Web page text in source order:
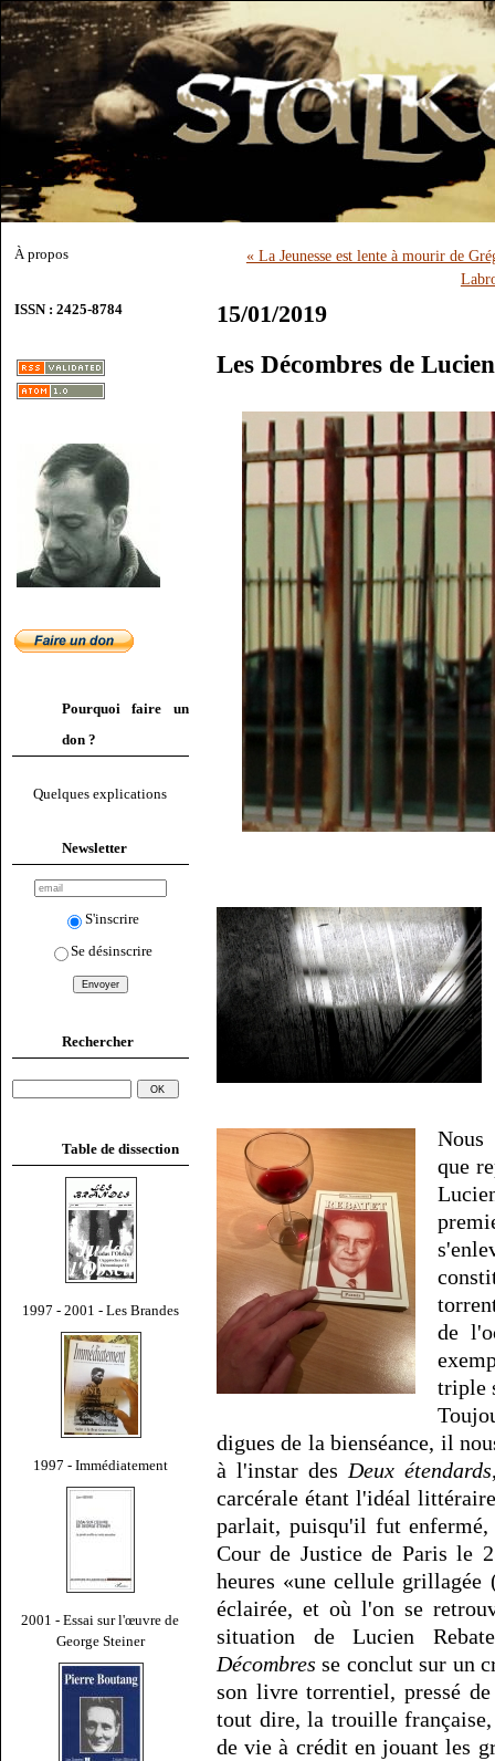
À propos
ISSN : 2425-8784
Pourquoi faire un
don ?
Quelques explications
Newsletter
S'inscrire
Se désinscrire
Rechercher
Table de dissection
1997 - 2001 - Les Brandes
1997 - Immédiatement
2001 - Essai sur l'œuvre de
George Steiner
« La Jeunesse est lente à mourir de
15/01/2019
Les Décombres de
Nous
que
de
triple
digues de la bienséance, il
à l'instar des Deux étendards
carcérale étant l'idéal
parlait, puisqu'il fut
Cour de Justice de Paris le
heures «une cellule
éclairée, et où l'on se
situation de Lucien
Décombres se conclut sur un
son livre torrentiel, pressé
tout dire, la trouille française,
de vie à crédit en jouant les